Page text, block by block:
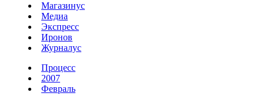
Магазинус
Медиа
Экспресс
Иронов
Журналус
Процесс
2007
Февраль